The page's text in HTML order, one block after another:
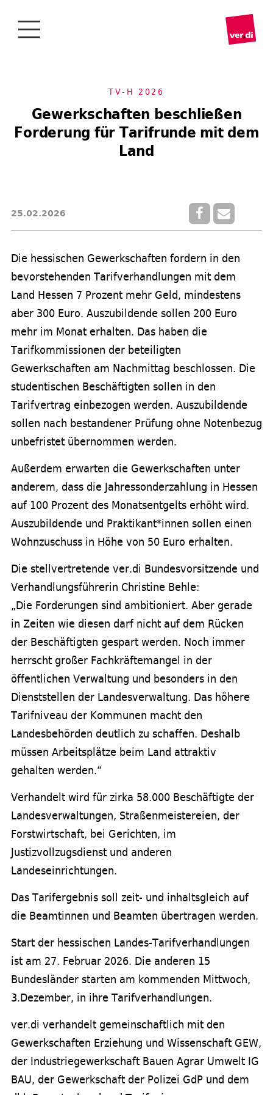
TV-H 2026
Gewerkschaften beschließen
Forderung für Tarifrunde mit dem
Land
25.02.2026
Die hessischen Gewerkschaften fordern in den
bevorstehenden Tarifverhandlungen mit dem
Land Hessen 7 Prozent mehr Geld, mindestens
aber 300 Euro. Auszubildende sollen 200 Euro
mehr im Monat erhalten. Das haben die
Tarifkommissionen der beteiligten
Gewerkschaften am Nachmittag beschlossen. Die
studentischen Beschäftigten sollen in den
Tarifvertrag einbezogen werden. Auszubildende
sollen nach bestandener Prüfung ohne Notenbezug
unbefristet übernommen werden.
Außerdem erwarten die Gewerkschaften unter
anderem, dass die Jahressonderzahlung in Hessen
auf 100 Prozent des Monatsentgelts erhöht wird.
Auszubildende und Praktikant*innen sollen einen
Wohnzuschuss in Höhe von 50 Euro erhalten.
Die stellvertretende ver.di Bundesvorsitzende und
Verhandlungsführerin Christine Behle:
„Die Forderungen sind ambitioniert. Aber gerade
in Zeiten wie diesen darf nicht auf dem Rücken
der Beschäftigten gespart werden. Noch immer
herrscht großer Fachkräftemangel in der
öffentlichen Verwaltung und besonders in den
Dienststellen der Landesverwaltung. Das höhere
Tarifniveau der Kommunen macht den
Landesbehörden deutlich zu schaffen. Deshalb
müssen Arbeitsplätze beim Land attraktiv
gehalten werden.“
Verhandelt wird für zirka 58.000 Beschäftigte der
Landesverwaltungen, Straßenmeistereien, der
Forstwirtschaft, bei Gerichten, im
Justizvollzugsdienst und anderen
Landeseinrichtungen.
Das Tarifergebnis soll zeit- und inhaltsgleich auf
die Beamtinnen und Beamten übertragen werden.
Start der hessischen Landes-Tarifverhandlungen
ist am 27. Februar 2026. Die anderen 15
Bundesländer starten am kommenden Mittwoch,
3.Dezember, in ihre Tarifverhandlungen.
ver.di verhandelt gemeinschaftlich mit den
Gewerkschaften Erziehung und Wissenschaft GEW,
der Industriegewerkschaft Bauen Agrar Umwelt IG
BAU, der Gewerkschaft der Polizei GdP und dem